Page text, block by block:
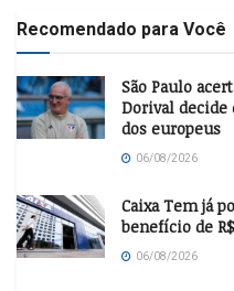
Recomendado para Você
São Paulo
Dorival decide
dos europeus
06/08/2026
Caixa Tem já
benefício de
06/08/2026